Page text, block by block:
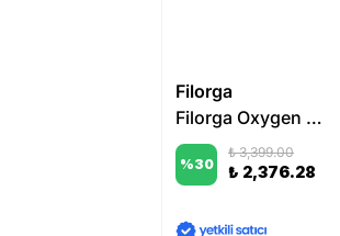
Filorga
Filorga Oxygen Glow Perfecting Cream 50 ml
%30
₺ 3,399.00
₺ 2,376.28